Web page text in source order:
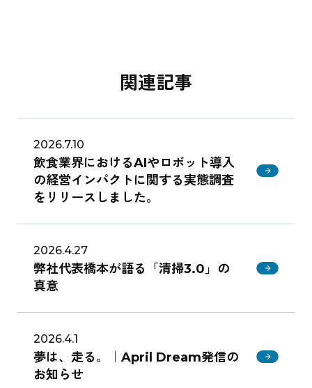
関連記事
飲食業界におけるAIやロボット導入
の経営インパクトに関する実態調査
をリリースしました。
2026.7.10
弊社代表橋本が語る「清掃3.0」の
真意
2026.4.27
夢は、走る。｜April Dream発信の
お知らせ
2026.4.1